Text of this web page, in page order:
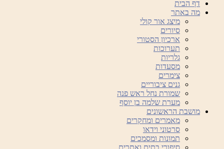
דף הבית
מה באתר
מיצג אור קולי
סיורים
ארכיון הסטורי
תערוכות
גלריות
מסעדות
צימרים
גנים ציבוריים
שמורת נחל ראש פנה
מערת שלמה בן יוסף
מושבת הראשונים
מאמרים ומחקרים
סרטוני וידאו
תמונות ומסמכים
סיפורי בתים ואתרים